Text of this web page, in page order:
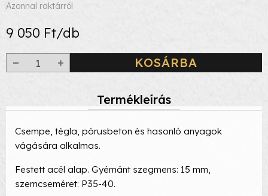
Azonnal raktárról
9 050 Ft/db
KOSÁRBA
Termékleírás
Csempe, tégla, pórusbeton és hasonló anyagok
vágására alkalmas.
Festett acél alap. Gyémánt szegmens: 15 mm,
szemcseméret: P35-40.